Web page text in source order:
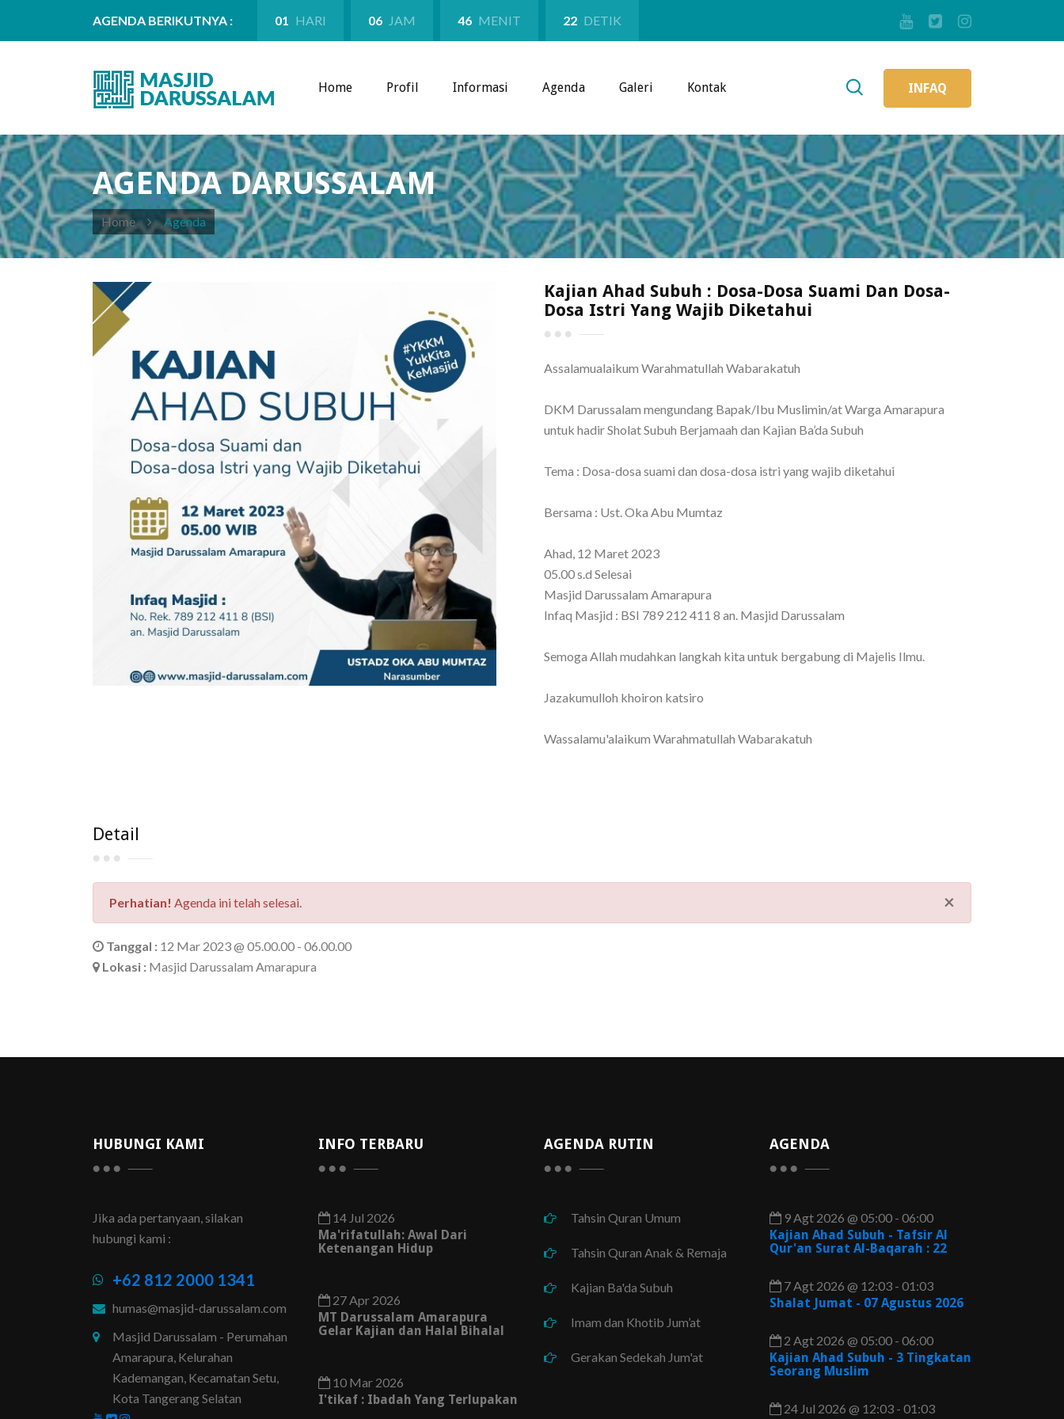
AGENDA BERIKUTNYA : 01 HARI 06 JAM 46 MENIT 22 DETIK
Home Profil Informasi Agenda Galeri Kontak INFAQ
AGENDA DARUSSALAM
Home Agenda
Kajian Ahad Subuh : Dosa-Dosa Suami Dan Dosa-
Dosa Istri Yang Wajib Diketahui
Assalamualaikum Warahmatullah Wabarakatuh
DKM Darussalam mengundang Bapak/Ibu Muslimin/at Warga Amarapura
untuk hadir Sholat Subuh Berjamaah dan Kajian Ba’da Subuh
Tema : Dosa-dosa suami dan dosa-dosa istri yang wajib diketahui
Bersama : Ust. Oka Abu Mumtaz
Ahad, 12 Maret 2023
05.00 s.d Selesai
Masjid Darussalam Amarapura
Infaq Masjid : BSI 789 212 411 8 an. Masjid Darussalam
Semoga Allah mudahkan langkah kita untuk bergabung di Majelis Ilmu.
Jazakumulloh khoiron katsiro
Wassalamu'alaikum Warahmatullah Wabarakatuh
Detail
×
Perhatian! Agenda ini telah selesai.
Tanggal : 12 Mar 2023 @ 05.00.00 - 06.00.00
Lokasi : Masjid Darussalam Amarapura
HUBUNGI KAMI
Jika ada pertanyaan, silakan
hubungi kami :
+62 812 2000 1341
humas@masjid-darussalam.com
Masjid Darussalam - Perumahan
Amarapura, Kelurahan
Kademangan, Kecamatan Setu,
Kota Tangerang Selatan
INFO TERBARU
14 Jul 2026
Ma'rifatullah: Awal Dari
Ketenangan Hidup
27 Apr 2026
MT Darussalam Amarapura
Gelar Kajian dan Halal Bihalal
10 Mar 2026
I'tikaf : Ibadah Yang Terlupakan
AGENDA RUTIN
Tahsin Quran Umum
Tahsin Quran Anak & Remaja
Kajian Ba'da Subuh
Imam dan Khotib Jum’at
Gerakan Sedekah Jum'at
AGENDA
9 Agt 2026 @ 05:00 - 06:00
Kajian Ahad Subuh - Tafsir Al
Qur'an Surat Al-Baqarah : 22
7 Agt 2026 @ 12:03 - 01:03
Shalat Jumat - 07 Agustus 2026
2 Agt 2026 @ 05:00 - 06:00
Kajian Ahad Subuh - 3 Tingkatan
Seorang Muslim
24 Jul 2026 @ 12:03 - 01:03